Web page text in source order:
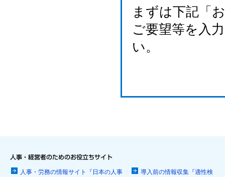
まずは下記「
ご要望等を入
い。
人事・労務の情報サイト『日本の人事 導入前の情報収集『適性検